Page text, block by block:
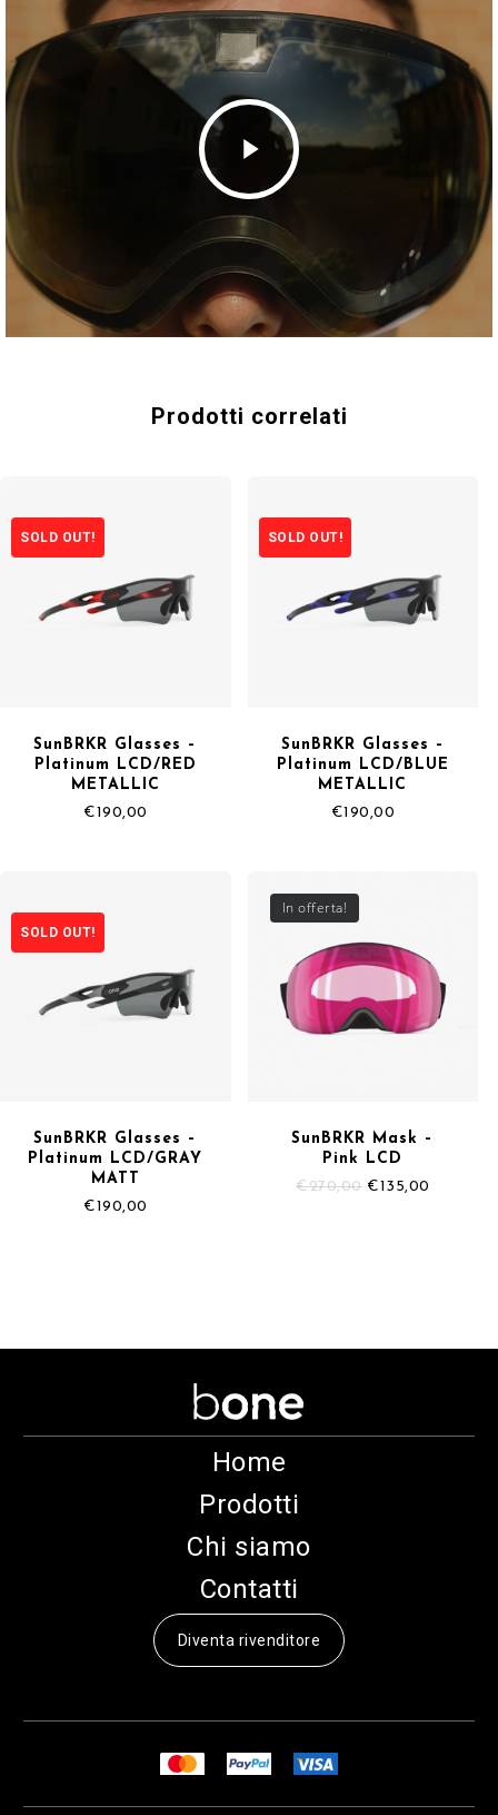
Prodotti correlati
SOLD OUT!
SunBRKR Glasses –
Platinum LCD/RED
METALLIC
€190,00
SOLD OUT!
SunBRKR Glasses –
Platinum LCD/BLUE
METALLIC
€190,00
SOLD OUT!
SunBRKR Glasses –
Platinum LCD/GRAY
MATT
€190,00
In offerta!
SunBRKR Mask –
Pink LCD
€270,00 Il
€135,00
Home
Prodotti
Chi siamo
Contatti
Diventa rivenditore